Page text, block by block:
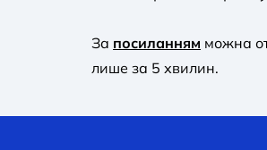
За посиланням можна
лише за 5 хвилин.